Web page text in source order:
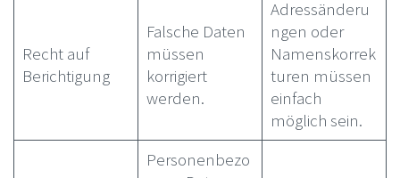
Recht auf
Berichtigung
Falsche Daten
müssen
korrigiert
werden.
Adressänderu
ngen oder
Namenskorrek
turen müssen
einfach
möglich sein.
Personenbezo